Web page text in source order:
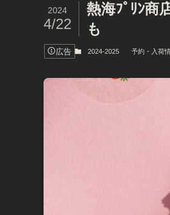
熱海ﾌﾟﾘﾝ商
も
2024
4/22
広告 2024-2025 予約・入荷